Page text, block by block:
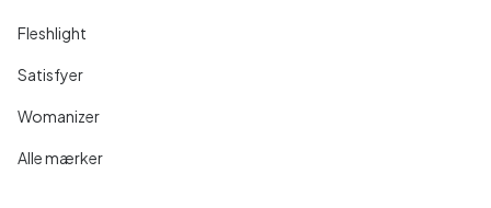
Fleshlight
Satisfyer
Womanizer
Alle mærker